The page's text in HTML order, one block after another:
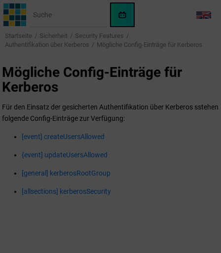
Springe zum Hauptinhalt
WinCC
OA
KI-
LANG
Startseite Sicherheit
Security Features
Authentifikation über Kerberos
Mögliche Config-Einträge für Kerberos
Mögliche Config-Einträge für
Kerberos
Für den Einsatz der gesicherten Authentifikation über Kerberos sstehen
folgende Config-Einträge zur Verfügung:
[event] createUsersAllowed
{event] updateUsersAllowed
[general] kerberosRootGroup
[allsections] kerberosSecurity